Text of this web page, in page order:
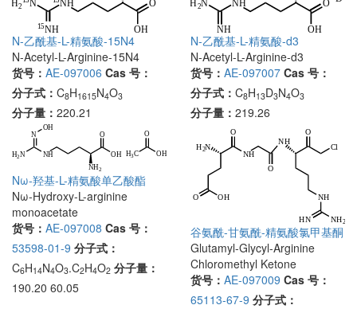
N-乙酰基-L-精氨酸-15N4
N-Acetyl-L-Arginine-15N4
货号： AE-097006 Cas 号：
分子式： C8H1615N4O3
分子量： 220.21
N-乙酰基-L-精氨酸-d3
N-Acetyl-L-Arginine-d3
货号： AE-097007 Cas 号：
分子式： C8H13D3N4O3
分子量： 219.26
Nω-羟基-L-精氨酸单乙酸酯
Nω-Hydroxy-L-arginine
monoacetate
货号： AE-097008 Cas 号：
53598-01-9 分子式：
C6H14N4O3.C2H4O2 分子量：
190.20 60.05
谷氨酰-甘氨酰-精氨酸氯甲基酮
Glutamyl-Glycyl-Arginine
Chloromethyl Ketone
货号： AE-097009 Cas 号：
65113-67-9 分子式：